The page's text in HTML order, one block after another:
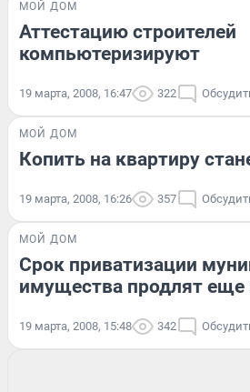
МОЙ ДОМ
Аттестацию строителей
компьютеризируют
19 марта, 2008, 16:47 322
МОЙ ДОМ
Копить на квартиру
19 марта, 2008, 16:26 357
МОЙ ДОМ
Срок приватизации
имущества продлят еще
19 марта, 2008, 15:48 342